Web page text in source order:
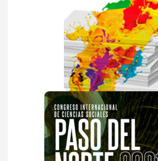
propuestas de
publicación de trabajos
originales de
investigación y
divulgación.
VER MÁS
Congreso
Internacional de
Ciencias Sociales
del Norte 2021